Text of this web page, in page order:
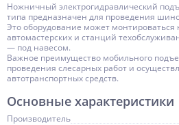
Ножничный электрогидравлический
типа предназначен для проведения
Это оборудование может
автомастерских и станций
— под навесом.
Важное преимущество мобильного
проведения слесарных работ и
автотранспортных средств.
Основные характеристики
Производитель